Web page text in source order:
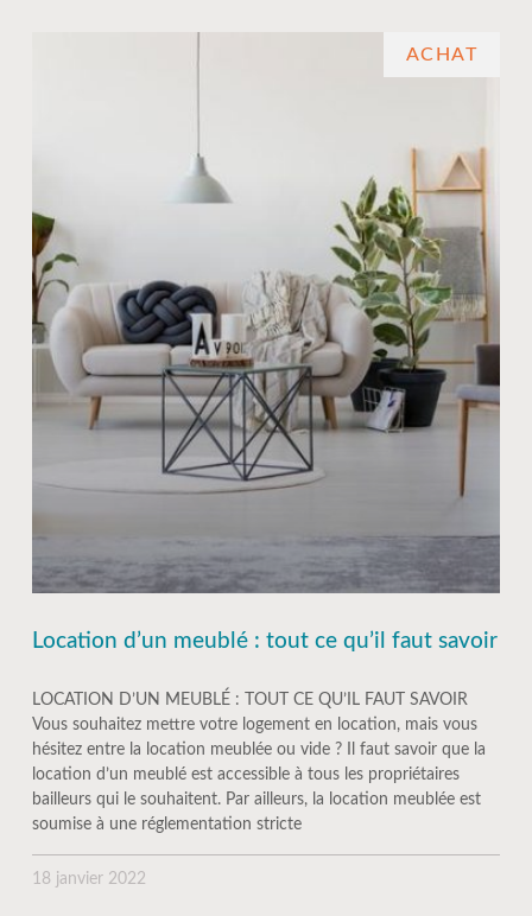
ACHAT
Location d’un meublé : tout ce qu’il faut savoir
LOCATION D’UN MEUBLÉ : TOUT CE QU’IL FAUT SAVOIR
Vous souhaitez mettre votre logement en location, mais vous
hésitez entre la location meublée ou vide ? Il faut savoir que la
location d’un meublé est accessible à tous les propriétaires
bailleurs qui le souhaitent. Par ailleurs, la location meublée est
soumise à une réglementation stricte
18 janvier 2022